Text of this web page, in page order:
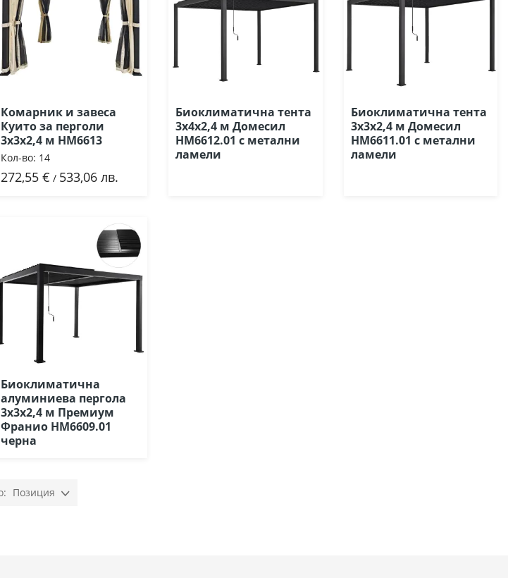
Комарник и завеса
Куито за перголи
3х3х2,4 м ΗΜ6613
Кол-во: 14
272,55 € / 533,06 лв.
Добави
Биоклиматична тента
3х4х2,4 м Домесил
HM6612.01 с метални
ламели
Биоклиматична тента
3х3х2,4 м Домесил
HM6611.01 с метални
ламели
Биоклиматична
алуминиева пергола
3х3х2,4 м Премиум
Франио HM6609.01
черна
Позиция